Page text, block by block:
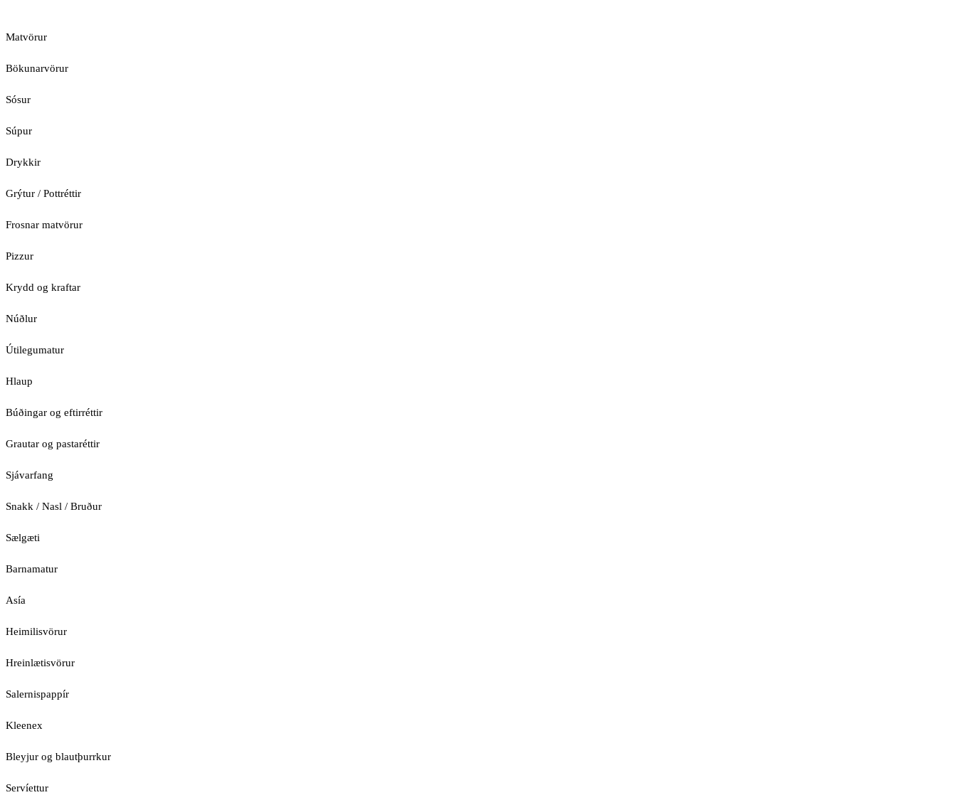
Matvörur
Bökunarvörur
Sósur
Súpur
Drykkir
Grýtur / Pottréttir
Frosnar matvörur
Pizzur
Krydd og kraftar
Núðlur
Útilegumatur
Hlaup
Búðingar og eftirréttir
Grautar og pastaréttir
Sjávarfang
Snakk / Nasl / Bruður
Sælgæti
Barnamatur
Asía
Heimilisvörur
Hreinlætisvörur
Salernispappír
Kleenex
Bleyjur og blautþurrkur
Servíettur